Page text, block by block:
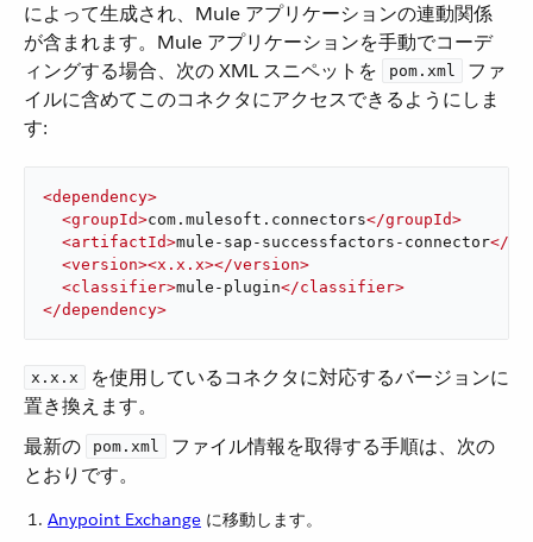
によって生成され、Mule アプリケーションの連動関係
が含まれます。Mule アプリケーションを手動でコーデ
ィングする場合、次の XML スニペットを ​
pom.xml
​ ファ
イルに含めてこのコネクタにアクセスできるようにしま
す:
<dependency>
<groupId>com.mulesoft.connectors</groupId>
<artifactId>mule-sap-successfactors-connector</
<version><x.x.x></version>
<classifier>mule-plugin</classifier>
</dependency>
x.x.x
​ を使用しているコネクタに対応するバージョンに
置き換えます。
最新の ​
pom.xml
​ ファイル情報を取得する手順は、次の
とおりです。
Anypoint Exchange ​ に移動します。